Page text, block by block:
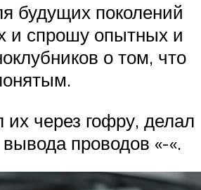
будущих поколений
и спрошу опытных и
о том, что
их через гофру, делал
проводов «-«.